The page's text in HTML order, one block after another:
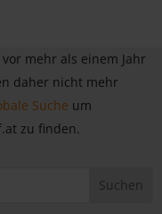
mehr als einem Jahr
daher nicht mehr
Suche um
zu finden.